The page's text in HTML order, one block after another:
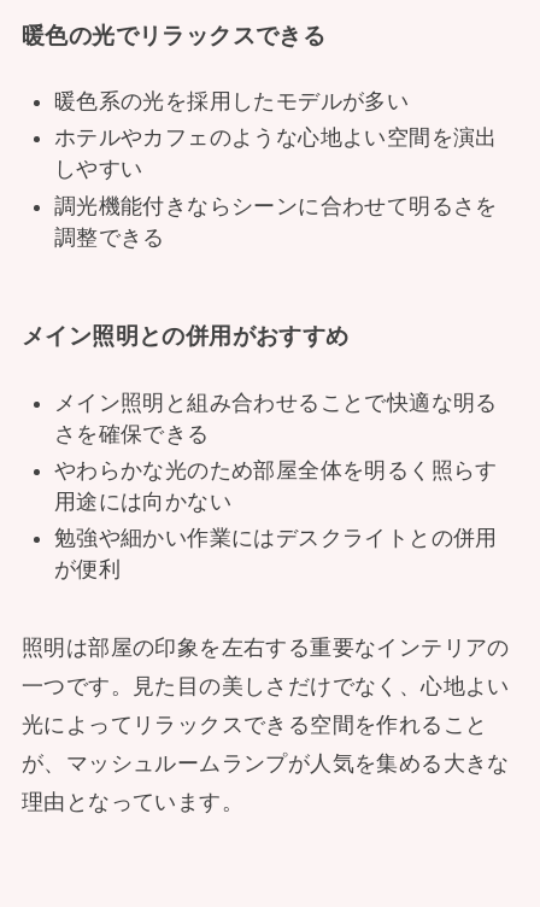
暖色の光でリラックスできる
暖色系の光を採用したモデルが多い
ホテルやカフェのような心地よい空間を演出
しやすい
調光機能付きならシーンに合わせて明るさを
調整できる
メイン照明との併用がおすすめ
メイン照明と組み合わせることで快適な明る
さを確保できる
やわらかな光のため部屋全体を明るく照らす
用途には向かない
勉強や細かい作業にはデスクライトとの併用
が便利
照明は部屋の印象を左右する重要なインテリアの
一つです。見た目の美しさだけでなく、心地よい
光によってリラックスできる空間を作れること
が、マッシュルームランプが人気を集める大きな
理由となっています。